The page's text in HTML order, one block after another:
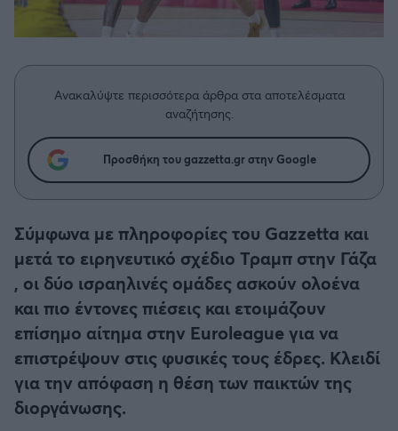
Δημήτρης Τσορμπατζόγλου
Άρης
Κηφισιά
Αστέρας Τρίπολης
Παναιτωλικός
Καλαμάτα
Συνεντεύξεις
Μεγάλη μου Αγάπη
Μια Ιστορία από την Πόλη
Ανακαλύψτε περισσότερα άρθρα στα αποτελέσματα
αναζήτησης.
Προσθήκη του gazzetta.gr στην Google
Σύμφωνα με πληροφορίες του Gazzetta και
μετά το ειρηνευτικό σχέδιο Τραμπ στην Γάζα
, οι δύο ισραηλινές ομάδες ασκούν ολοένα
και πιο έντονες πιέσεις και ετοιμάζουν
επίσημο αίτημα στην Euroleague για να
επιστρέψουν στις φυσικές τους έδρες. Κλειδί
για την απόφαση η θέση των παικτών της
διοργάνωσης.